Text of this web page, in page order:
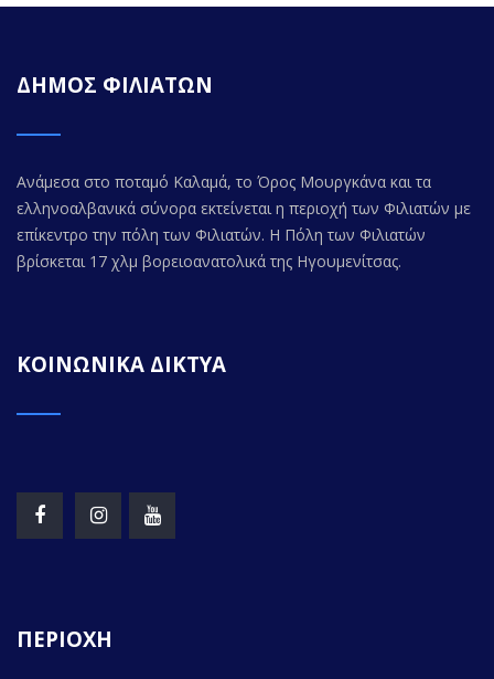
ΔΗΜΟΣ ΦΙΛΙΑΤΩΝ
Ανάμεσα στο ποταμό Καλαμά, το Όρος Μουργκάνα και τα
ελληνοαλβανικά σύνορα εκτείνεται η περιοχή των Φιλιατών με
επίκεντρο την πόλη των Φιλιατών. Η Πόλη των Φιλιατών
βρίσκεται 17 χλμ βορειοανατολικά της Ηγουμενίτσας.
ΚΟΙΝΩΝΙΚΑ ΔΙΚΤΥΑ
ΠΕΡΙΟΧΗ